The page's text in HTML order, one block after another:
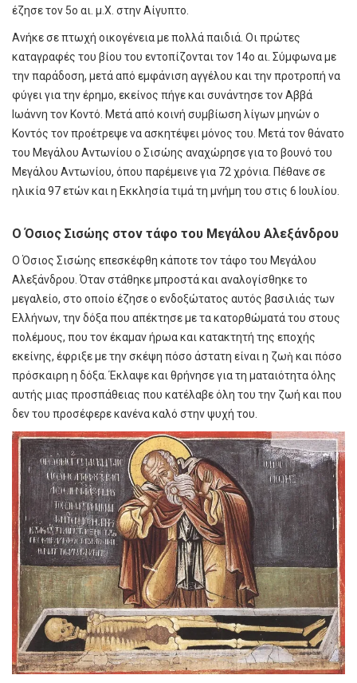
έζησε τον 5ο αι. μ.Χ. στην Αίγυπτο.
Ανήκε σε πτωχή οικογένεια με πολλά παιδιά. Οι πρώτες
καταγραφές του βίου του εντοπίζονται τον 14ο αι. Σύμφωνα με
την παράδοση, μετά από εμφάνιση αγγέλου και την προτροπή να
φύγει για την έρημο, εκείνος πήγε και συνάντησε τον Αββά
Ιωάννη τον Κοντό. Μετά από κοινή συμβίωση λίγων μηνών ο
Κοντός τον προέτρεψε να ασκητέψει μόνος του. Μετά τον θάνατο
του Μεγάλου Αντωνίου ο Σισώης αναχώρησε για το βουνό του
Μεγάλου Αντωνίου, όπου παρέμεινε για 72 χρόνια. Πέθανε σε
ηλικία 97 ετών και η Εκκλησία τιμά τη μνήμη του στις 6 Ιουλίου.
Ο Όσιος Σισώης στον τάφο του Μεγάλου Αλεξάνδρου
Ο Όσιος Σισώης επεσκέφθη κάποτε τον τάφο του Μεγάλου
Αλεξάνδρου. Όταν στάθηκε μπροστά και αναλογίσθηκε το
μεγαλείο, στο οποίο έζησε ο ενδοξώτατος αυτός βασιλιάς των
Ελλήνων, την δόξα που απέκτησε με τα κατορθώματά του στους
πολέμους, που τον έκαμαν ήρωα και κατακτητή της εποχής
εκείνης, έφριξε με την σκέψη πόσο άστατη είναι η ζωὴ και πόσο
πρόσκαιρη η δόξα. Έκλαψε και θρήνησε για τη ματαιότητα όλης
αυτής μιας προσπάθειας που κατέλαβε όλη του την ζωή και που
δεν του προσέφερε κανένα καλό στην ψυχή του.